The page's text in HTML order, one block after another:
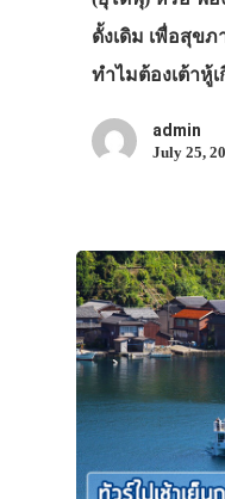
ดั้งเดิม เพื่อสุข
ทำไมต้องเต้าหู้
admin
July 25,